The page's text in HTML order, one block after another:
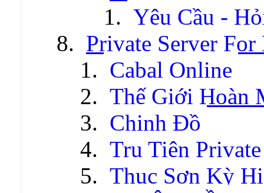
Yêu Cầu -
Private Server
Cabal Online
Thế Giới Hoàn
Chinh Đồ
Tru Tiên Private
Thục Sơn Kỳ